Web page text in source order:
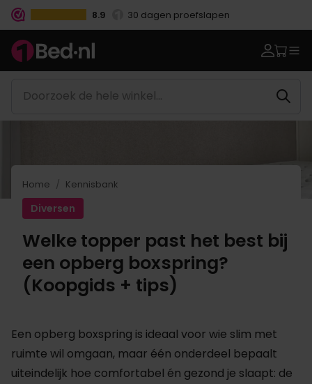
8.9
30 dagen proefslapen
Vanaf €100.- gratis levering
Betaal vooraf, bij levering of in 3 termijnen
Home Kennisbank
Diversen
Welke topper past het best bij
een opberg boxspring?
(Koopgids + tips)
Een opberg boxspring is ideaal voor wie slim met
ruimte wil omgaan, maar één onderdeel bepaalt
uiteindelijk hoe comfortabel én gezond je slaapt: de